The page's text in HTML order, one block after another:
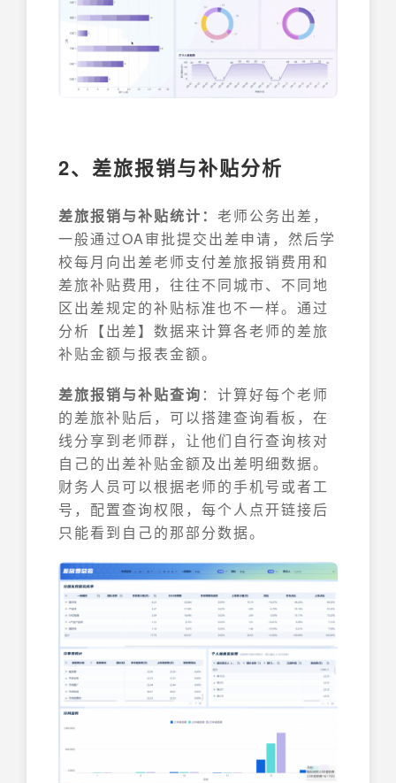
2、差旅报销与补贴分析
差旅报销与补贴统计： 老师公务出差，
一般通过OA审批提交出差申请，然后学
校每月向出差老师支付差旅报销费用和
差旅补贴费用，往往不同城市、不同地
区出差规定的补贴标准也不一样。通过
分析【出差】数据来计算各老师的差旅
补贴金额与报表金额。
差旅报销与补贴查询 ：计算好每个老师
的差旅补贴后，可以搭建查询看板，在
线分享到老师群，让他们自行查询核对
自己的出差补贴金额及出差明细数据。
财务人员可以根据老师的手机号或者工
号，配置查询权限，每个人点开链接后
只能看到自己的那部分数据。